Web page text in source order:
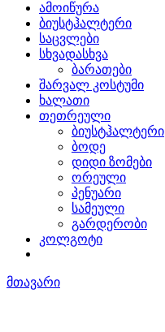
ამოიწურა
ბიუსტჰალტერი
საცვლები
სხვადასხვა
ბარათები
შარვალ კოსტუმი
ხალათი
თეთრეული
ბიუსტჰალტერი
ბოდე
დიდი ზომები
ორეული
პენუარი
სამეული
გარდერობი
კოლგოტი
მთავარი